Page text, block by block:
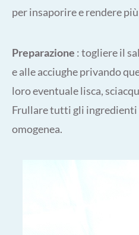
per insaporire e rendere
Preparazione : togliere il
e alle acciughe privando
loro eventuale lisca,
Frullare tutti gli ingredienti
omogenea.